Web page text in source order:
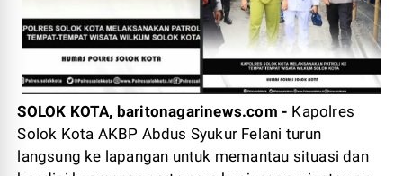
SOLOK KOTA, baritonagarinews.com - Kapolres
Solok Kota AKBP Abdus Syukur Felani turun
langsung ke lapangan untuk memantau situasi dan